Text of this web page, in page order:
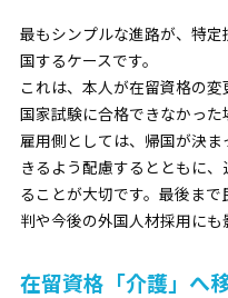
最もシンプルな進路が、特
国するケースです。
これは、本人が在留資格の
国家試験に合格できなかった
雇用側としては、帰国が決
きるよう配慮するとともに
ることが大切です。最後ま
判や今後の外国人材採用にも
在留資格「介護」へ